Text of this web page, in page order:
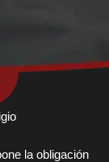
la obligación